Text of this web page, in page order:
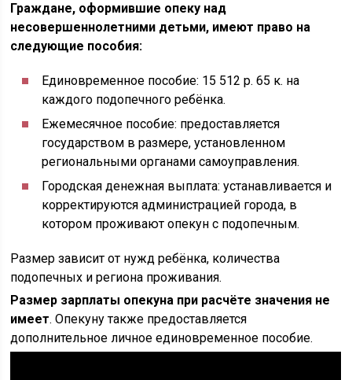
Граждане, оформившие опеку над
несовершеннолетними детьми, имеют право на
следующие пособия:
Единовременное пособие: 15 512 р. 65 к. на
каждого подопечного ребёнка.
Ежемесячное пособие: предоставляется
государством в размере, установленном
региональными органами самоуправления.
Городская денежная выплата: устанавливается и
корректируются администрацией города, в
котором проживают опекун с подопечным.
Размер зависит от нужд ребёнка, количества
подопечных и региона проживания.
Размер зарплаты опекуна при расчёте значения не
имеет. Опекуну также предоставляется
дополнительное личное единовременное пособие.